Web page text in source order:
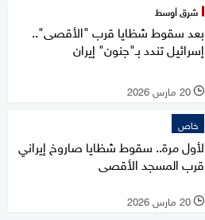
شرق أوسط
بعد سقوط شظايا قرب "الأقصى"..
إسرائيل تندد بـ"جنون" إيران
l 20 مارس 2026
خاص
لأول مرة.. سقوط شظايا صاروخ إيراني
قرب المسجد الأقصى
l 20 مارس 2026